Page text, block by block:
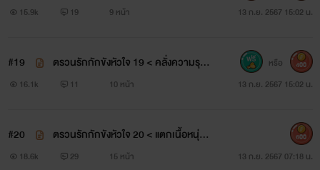
15.9k 19 9 หน้า 13 ก.ย. 2567 15:02 น.
#19
ตรวนรักกักขังหัวใจ 19 < คลั่งความรุนแ
รง
16.1k 11 10 หน้า 13 ก.ย. 2567 15:02 น.
หรือ 400
#20
ตรวนรักกักขังหัวใจ 20 < แตกเนื้อหนุ่ม
NC+++
18.6k 29 15 หน้า 13 ก.ย. 2567 07:18 น.
600